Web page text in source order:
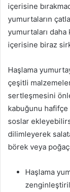
içerisine
yumurtaların
yumurtaları
içerisine biraz
Haşlama
çeşitli
sertleşmesini
kabuğunu
soslar
dilimleyerek
börek veya
Haşlama